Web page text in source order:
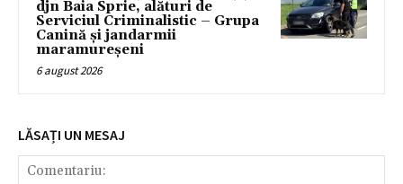
djn Baia Sprie, alături de
Serviciul Criminalistic – Grupa
Canină și jandarmii
maramureșeni
6 august 2026
LĂSAȚI UN MESAJ